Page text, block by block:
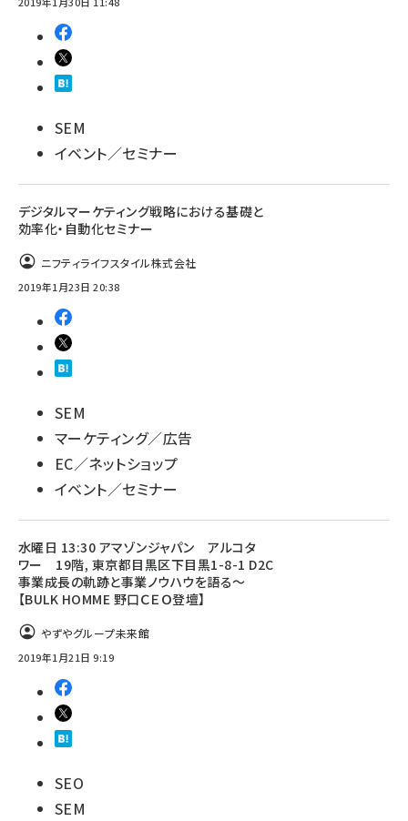
SEM
イベント／セミナー
デジタルマーケティング戦略における基礎と
効率化・自動化セミナー
ニフティライフスタイル株式会社
2019年1月23日 20:38
SEM
マーケティング／広告
EC／ネットショップ
イベント／セミナー
水曜日 13:30 アマゾンジャパン アルコタ
ワー 19階, 東京都目黒区下目黒1-8-1 D2C
事業成長の軌跡と事業ノウハウを語る〜
【BULK HOMME 野口ＣＥＯ登壇】
やずやグループ未来館
2019年1月21日 9:19
SEO
SEM